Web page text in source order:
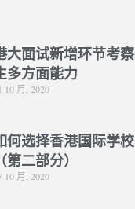
大面试新增环节考
多方面能力
10 月, 2020
何选择香港国际学
（第二部分）
10 月, 2020